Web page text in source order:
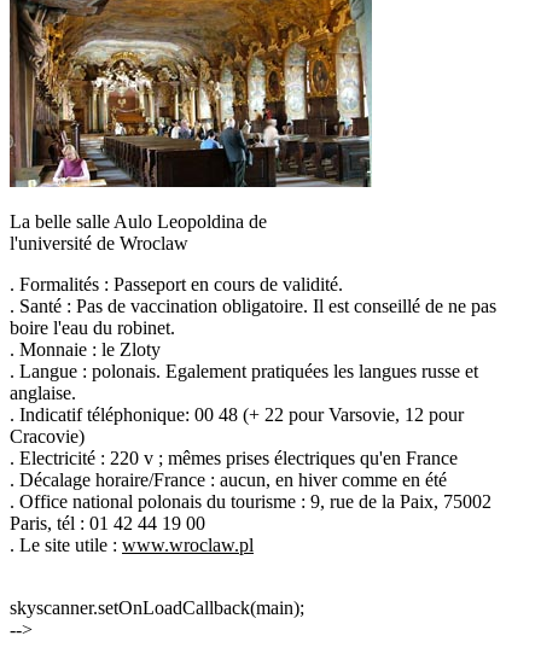
La belle salle Aulo Leopoldina de
l'université de Wroclaw
. Formalités : Passeport en cours de validité.
. Santé : Pas de vaccination obligatoire. Il est conseillé de ne pas
boire l'eau du robinet.
. Monnaie : le Zloty
. Langue : polonais. Egalement pratiquées les langues russe et
anglaise.
. Indicatif téléphonique: 00 48 (+ 22 pour Varsovie, 12 pour
Cracovie)
. Electricité : 220 v ; mêmes prises électriques qu'en France
. Décalage horaire/France : aucun, en hiver comme en été
. Office national polonais du tourisme : 9, rue de la Paix, 75002
Paris, tél : 01 42 44 19 00
. Le site utile : www.wroclaw.pl
skyscanner.setOnLoadCallback(main);
-->